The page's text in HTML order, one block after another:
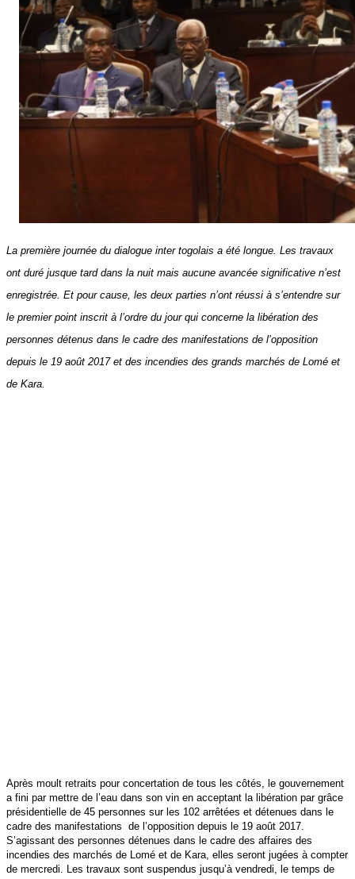
La première journée du dialogue inter togolais a été longue. Les travaux
ont duré jusque tard dans la nuit mais aucune avancée significative n’est
enregistrée. Et pour cause, les deux parties n’ont réussi à s’entendre sur
le premier point inscrit à l’ordre du jour qui concerne la libération des
personnes détenus dans le cadre des manifestations de l’opposition
depuis le 19 août 2017 et des incendies des grands marchés de Lomé et
de Kara.
Après moult retraits pour concertation de tous les côtés, le gouvernement
a fini par mettre de l’eau dans son vin en acceptant la libération par grâce
présidentielle de 45 personnes sur les 102 arrêtées et détenues dans le
cadre des manifestations de l’opposition depuis le 19 août 2017.
S’agissant des personnes détenues dans le cadre des affaires des
incendies des marchés de Lomé et de Kara, elles seront jugées à compter
de mercredi. Les travaux sont suspendus jusqu’à vendredi, le temps de